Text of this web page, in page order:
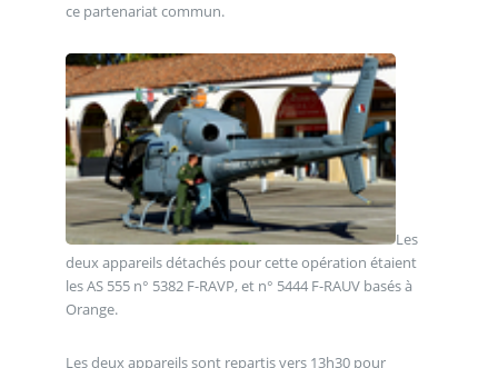
ce partenariat commun.
Les
deux appareils détachés pour cette opération étaient
les AS 555 n° 5382 F-RAVP, et n° 5444 F-RAUV basés à
Orange.
Les deux appareils sont repartis vers 13h30 pour